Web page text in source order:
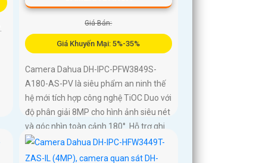
Giá Bán:
Giá Khuyến Mại: 5%-35%
Camera Dahua DH-IPC-PFW3849S-
A180-AS-PV là siêu phẩm an ninh thế
hệ mới tích hợp công nghệ TiOC Duo với
độ phân giải 8MP cho hình ảnh siêu nét
và góc nhìn toàn cảnh 180°. Hỗ trợ ghi
hình ban đêm vượt trội với hồng ngoại
25m, full color 20m, đàm thoại hai